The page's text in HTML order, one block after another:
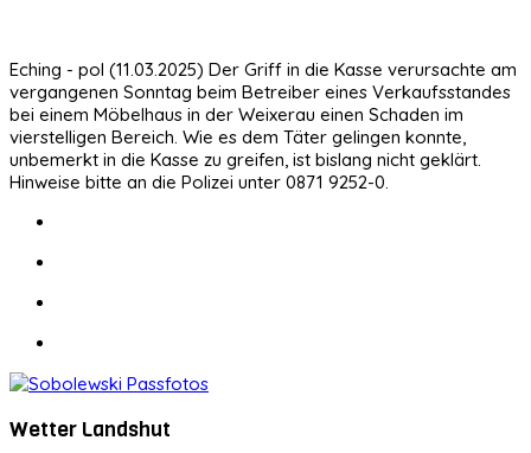
Eching - pol (11.03.2025) Der Griff in die Kasse verursachte am
vergangenen Sonntag beim Betreiber eines Verkaufsstandes
bei einem Möbelhaus in der Weixerau einen Schaden im
vierstelligen Bereich. Wie es dem Täter gelingen konnte,
unbemerkt in die Kasse zu greifen, ist bislang nicht geklärt.
Hinweise bitte an die Polizei unter 0871 9252-0.
Wetter Landshut